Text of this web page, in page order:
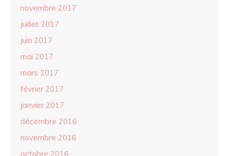
novembre 2017
juillet 2017
juin 2017
mai 2017
mars 2017
février 2017
janvier 2017
décembre 2016
novembre 2016
octobre 2016